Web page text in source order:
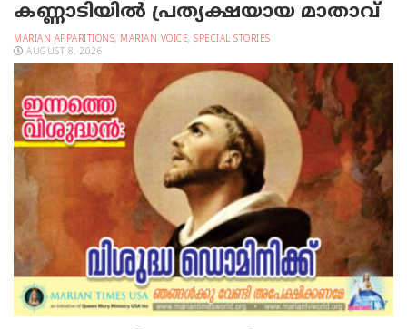
കണ്ണാടിയില്‍ പ്രത്യക്ഷയായ മാതാവ്
MARIAN APPARITIONS, MARIAN VOICE, SPECIAL STORIES
AUGUST 8, 2026